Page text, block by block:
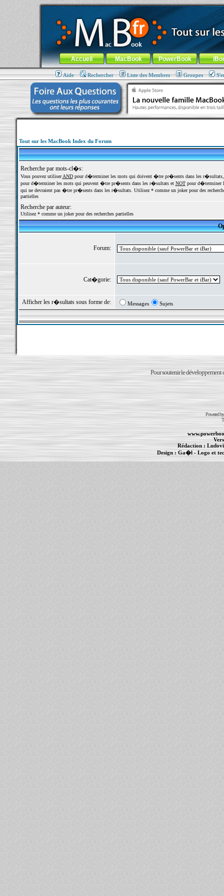
MacBook-fr.com : 100% Apple... 100% nomade !
Aller au contenu-Aller au menu général-Aller au menu de
Menu général
Accueil MacBook PowerBook
Aide Rechercher Liste des Membres Groupes
Tout sur les MacBook Index du Forum
Recherche par mots-cl�s:
Vous pouvez utiliserANDpour d�terminer les mots qui doivent �tre pr�sents dans les
pour d�terminer les mots qui peuvent �tre pr�sents dans les r�sultats et NOTpour d�terminer
qui ne devraient pas �tre pr�sents dans les r�sultats. Utilisez * comme un joker pour des
partielles
Recherche par auteur:
Utilisez * comme un joker pour des recherches partielles
Forum:
Cat�gorie:
Afficher les r�sultats sous forme de: Messages Sujets
Pour soutenir le développement
Powered
Rédaction :
Design : Ga�l- Logo et